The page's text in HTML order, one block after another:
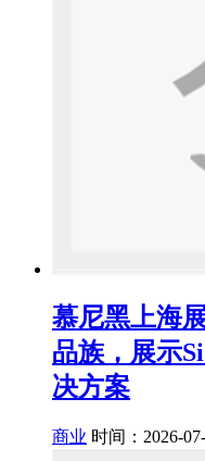
慕尼黑上海
品族，展示
决方案
商业 时间：2026-